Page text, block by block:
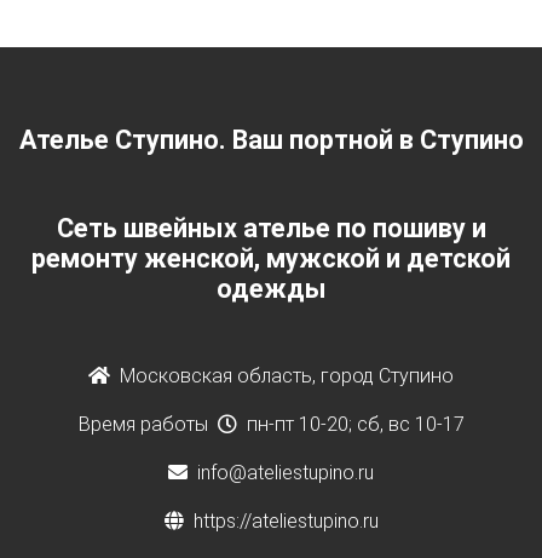
Ателье Ступино. Ваш портной в Ступино
Сеть швейных ателье по пошиву и
ремонту женской, мужской и детской
одежды
Московская область, город Ступино
Время работы пн-пт 10-20; сб, вс 10-17
info@ateliestupino.ru
https://ateliestupino.ru